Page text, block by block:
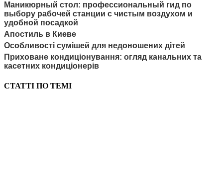
Маникюрный стол: профессиональный гид по
выбору рабочей станции с чистым воздухом и
удобной посадкой
Апостиль в Киеве
Особливості сумішей для недоношених дітей
Приховане кондиціонування: огляд канальних та
касетних кондиціонерів
СТАТТІ ПО ТЕМІ